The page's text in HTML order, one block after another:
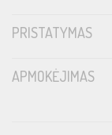
Robust connectors
PRISTATYMAS
APMOKĖJIMAS